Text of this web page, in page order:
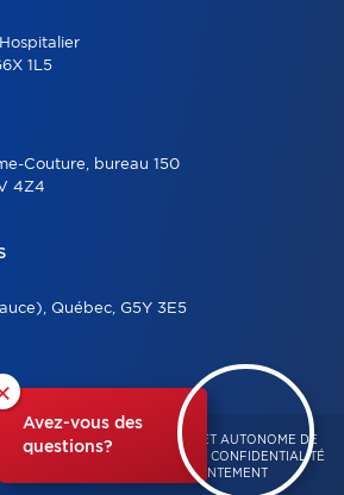
Avez-vous des
questions?
1L5
Couture, bureau 150
4Z4
Québec, G5Y 3E5
– FRANCHISÉ INDÉPENDANT ET AUTONOME DE
RÉSERVÉS -
POLITIQUE DE CONFIDENTIALITÉ
GESTION DU CONSENTEMENT